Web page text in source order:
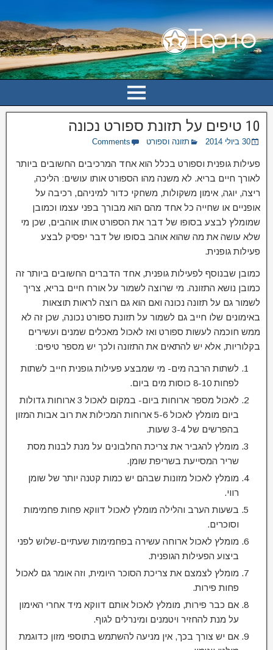
10 טיפים על תזונת ספורט נכונה
30 ביולי 2014 תזונה וספורט Comments
פעילות גופנית וספורט בכלל הוא אחד המרכיבים החשובים ביותר
לאורך חיים בריא. לא משנה מהו הספורט אותו עושים: הליכה,
ריצה, יוגה, אימון משקולות, משחקי כדור למיניהם, רכיבה על
אופניים או שחייה כל אחד מהם הוא מבורך בפני עצמו וכמובן
שמומלץ לבצע בסופו של דבר את הספורט אותו אוהבים, שכן מי
שלא עושה את מה שהוא אוהב בסופו של דבר יפסיק לבצע
פעילות גופנית.
כמובן שבנוסף לפעילות גופנית, אחד הדברים החשובים ביותר זה
כמובן נושא התזונה. מי שרוצה לשמור על אורח חיים בריא, צריך
לשמור גם על תזונה נכונה ואם הוא גם רוצה לראות תוצאות
באימונים שלו חייב גם לשמור על תזונת ספורט נכונה, שכן זה לא
ממש חוכמה לעשות ספורט ואז לאכול מאכלים שמנים ועשירים
בקלוריות, אלא יש להתאים את התזונה ולכך יש מספר טיפים:
לשתות הרבה מים- מי שמבצע פעילות גופנית חייב לשתות
לפחות 8-10 כוסות מים ביום.
לאכול מספר ארוחות ביום- במקום לאכול 3 ארוחות גדולות
ביום מומלץ לאכול 5-6 ארוחות המכילות את רוב אבות המזון
בהפרשים של 3-4 שעות.
מומלץ להגביר את צריכת החלבונים על מנת לבנות מסת
שריר המסייעת בשריפת שומן.
מומלץ לאכול מזונות שבהם יש כמות קטנה יותר של שומן
רווי.
בשעות הערב והלילה מומלץ לאכול דווקא פחות פחמימות
וסוכרים.
מומלץ לאכול ארוחה עשירה בפחמימות שעתיים-שלוש לפני
ביצוע הפעילות הגופנית.
מומלץ לצמצם את צריכת הסוכר היומית, וזה אומר גם לאכול
פחות פירות.
אם כבר פירות, מומלץ לאכול אותם דווקא מיד אחרי האימון
על מנת להחזיר ויטמנים ומינרלים לגוף.
אם יש צורך בכך, אין מניעה להשתמש בתוספי מזון כדוגמת